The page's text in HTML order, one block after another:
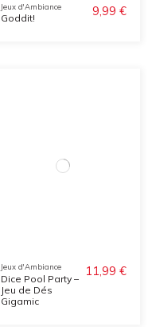
Jeux d'Ambiance
Goddit! 9,99 €
Jeux d'Ambiance
Dice Pool Party –
Jeu de Dés
Gigamic
11,99 €